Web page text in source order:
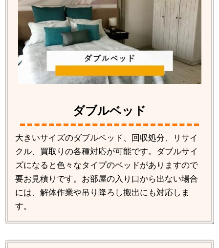
ダブルベッド
大きいサイズのダブルベッド、回収処分、リサイ
クル、買取りの各種対応が可能です。ダブルサイ
ズになると色々なタイプのベッドがありますので
要お見積りです。お部屋の入り口から出ない場合
には、解体作業や吊り降ろし搬出にも対応しま
す。